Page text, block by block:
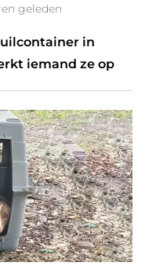
geleden
in
iemand ze op